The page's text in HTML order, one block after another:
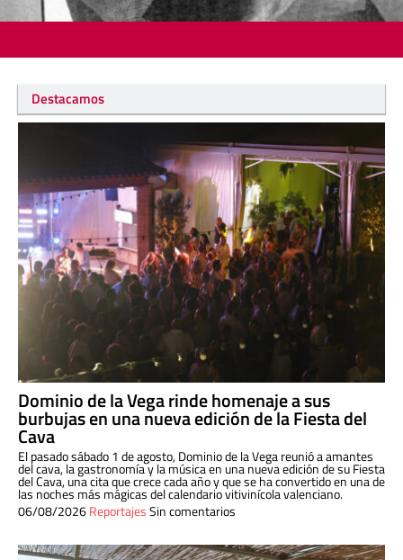
Destacamos
Dominio de la Vega rinde homenaje a sus
burbujas en una nueva edición de la Fiesta del
Cava
El pasado sábado 1 de agosto, Dominio de la Vega reunió a amantes
del cava, la gastronomía y la música en una nueva edición de su Fiesta
del Cava, una cita que crece cada año y que se ha convertido en una de
las noches más mágicas del calendario vitivinícola valenciano.
06/08/2026ReportajesSin comentarios